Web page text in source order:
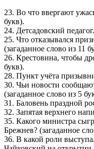
23. Во что ввергают
букв).
24. Детсадовский
25. Что отказывался
(загаданное слово из 11
26. Крестовина, чтобы
букв).
28. Пункт учёта
30. Чьи новости
(загаданное слово из 5
31. Баловень праздной
32. Запятая верхнего
35. Какого министра
Брежнев? (загаданное
36. В какой роли